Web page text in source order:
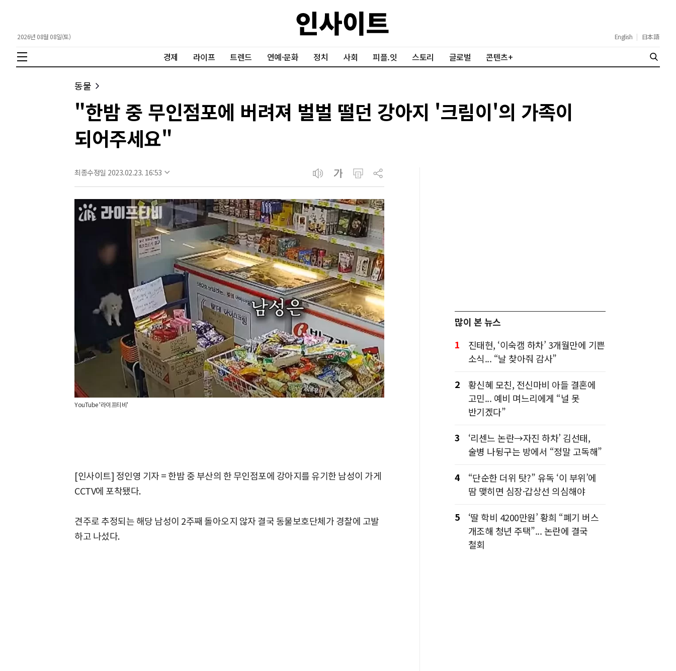
2026년 08월 08일(토) English | 日本語
경제 라이프 트렌드 연예·문화 정치 사회 피플.잇 스토리 글로벌 콘텐츠+
동물
"한밤 중 무인점포에 버려져 벌벌 떨던 강아지 '크림이'의 가족이
되어주세요"
최종수정일 2023.02.23. 16:53
YouTube '라이프티비'
[인사이트] 정인영 기자 = 한밤 중 부산의 한 무인점포에 강아지를 유기한 남성이 가게
CCTV에 포착됐다.
견주로 추정되는 해당 남성이 2주째 돌아오지 않자 결국 동물보호단체가 경찰에 고발
하고 나섰다.
많이 본 뉴스
1
진태현, ‘이숙캠 하차’ 3개월만에 기쁜
소식... “날 찾아줘 감사”
2
황신혜 모친, 전신마비 아들 결혼에
고민... 예비 며느리에게 “널 못
반기겠다”
3
‘리센느 논란→자진 하차’ 김선태,
술병 나뒹구는 방에서 “정말 고독해”
4
“단순한 더위 탓?” 유독 ‘이 부위’에
땀 맺히면 심장·갑상선 의심해야
5
‘딸 학비 4200만원’ 황희 “폐기 버스
개조해 청년 주택”... 논란에 결국
철회